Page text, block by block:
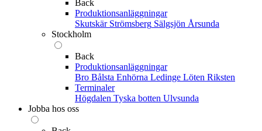
Back
Produktionsanläggningar
Skutskär Strömsberg Sälgsjön Årsunda
Stockholm
Back
Produktionsanläggningar
Bro Bålsta Enhörna Ledinge Löten Riksten
Terminaler
Högdalen Tyska botten Ulvsunda
Jobba hos oss